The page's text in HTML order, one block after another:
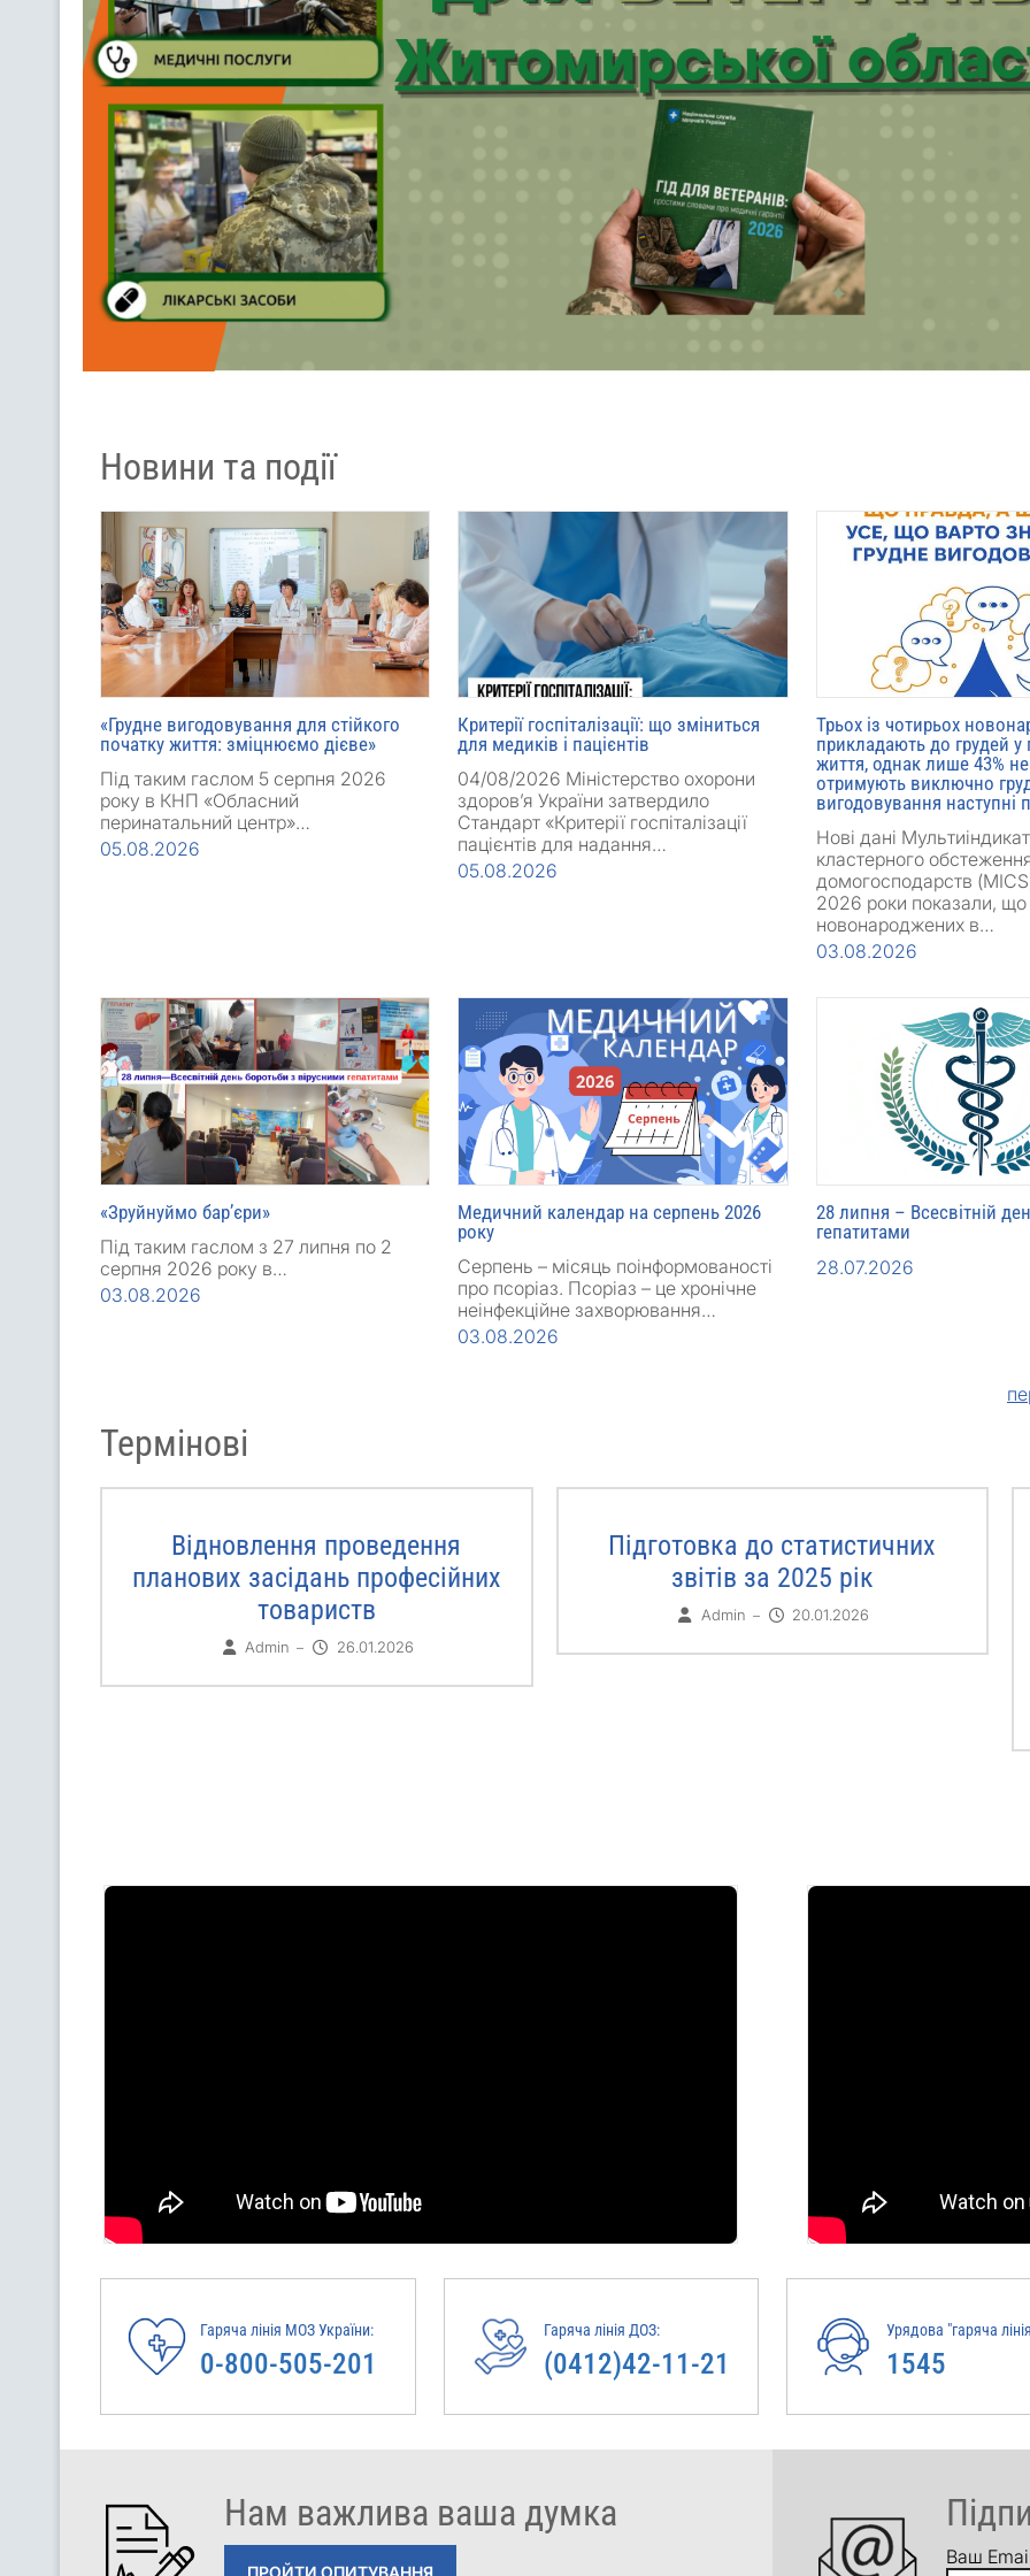
Новини та події
«Грудне вигодовування для стійкого
початку життя: зміцнюємо дієве»
Під таким гаслом 5 серпня 2026
року в КНП «Обласний
перинатальний центр»…
05.08.2026
Критерії госпіталізації: що зміниться
для медиків і пацієнтів
04/08/2026 Міністерство охорони
здоров’я України затвердило
Стандарт «Критерії госпіталізації
пацієнтів для надання…
05.08.2026
Трьох із чотирьох
прикладають до грудей у
життя, однак лише 43%
отримують виключно
вигодовування наступні
Нові дані
кластерного
домогосподарств
2026 роки показали,
новонароджених в…
03.08.2026
«Зруйнуймо бар’єри»
Під таким гаслом з 27 липня по 2
серпня 2026 року в…
03.08.2026
Медичний календар на серпень 2026
року
Серпень – місяць поінформованості
про псоріаз. Псоріаз – це хронічне
неінфекційне захворювання…
03.08.2026
28 липня – Всесвітній
гепатитами
28.07.2026
Термінові
Відновлення проведення
планових засідань професійних
товариств
Admin – 26.01.2026
Підготовка до статистичних
звітів за 2025 рік
Admin – 20.01.2026
Гаряча лінія МОЗ України:
0-800-505-201
Гаряча лінія ДОЗ:
(0412)42-11-21
Урядова "гаряча
1545
Нам важлива ваша думка
Ваш